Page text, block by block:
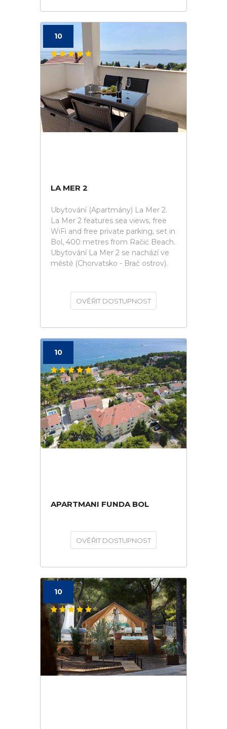
10
LA MER 2
Ubytování (Apartmány) La Mer 2.
La Mer 2 features sea views, free
WiFi and free private parking, set in
Bol, 400 metres from Račić Beach.
Ubytování La Mer 2 se nachází ve
městě (Chorvatsko - Brač ostrov).
OVĚŘIT DOSTUPNOST
10
APARTMANI FUNDA BOL
OVĚŘIT DOSTUPNOST
10